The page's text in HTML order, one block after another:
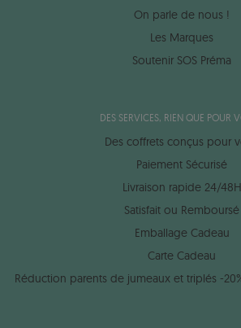
On parle de nous !
Les Marques
Soutenir SOS Préma
DES SERVICES, RIEN QUE POUR
Des coffrets conçus pour
Paiement Sécurisé
Livraison rapide 24/48H
Satisfait ou Remboursé
Emballage Cadeau
Carte Cadeau
Réduction parents de jumeaux et triplés -